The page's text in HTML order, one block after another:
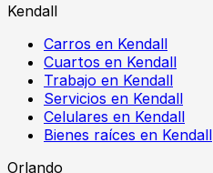
Kendall
Carros en Kendall
Cuartos en Kendall
Trabajo en Kendall
Servicios en Kendall
Celulares en Kendall
Bienes raíces en Kendall
Orlando